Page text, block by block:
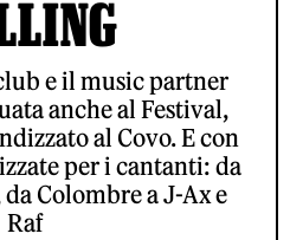
e il music partner
anche al Festival,
al Covo. E con
per i cantanti: da
Colombre a J-Ax e
Raf